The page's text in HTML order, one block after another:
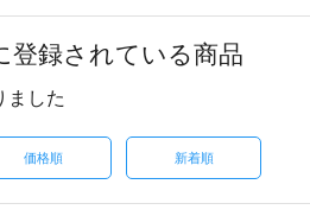
登録されている商品
ました
価格順 新着順